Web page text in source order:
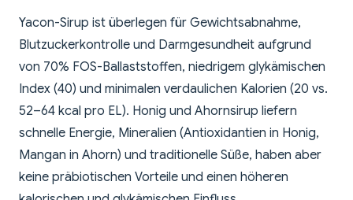
Yacon-Sirup ist überlegen für Gewichtsabnahme,
Blutzuckerkontrolle und Darmgesundheit aufgrund
von 70% FOS-Ballaststoffen, niedrigem glykämischen
Index (40) und minimalen verdaulichen Kalorien (20 vs.
52–64 kcal pro EL). Honig und Ahornsirup liefern
schnelle Energie, Mineralien (Antioxidantien in Honig,
Mangan in Ahorn) und traditionelle Süße, haben aber
keine präbiotischen Vorteile und einen höheren